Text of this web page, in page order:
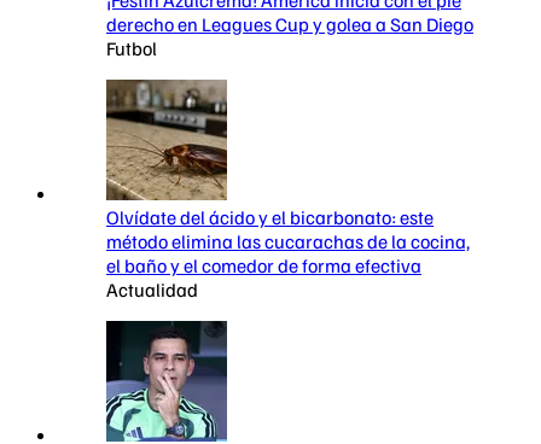
derecho en Leagues Cup y golea a San Diego
Futbol
Olvídate del ácido y el bicarbonato: este
método elimina las cucarachas de la cocina,
el baño y el comedor de forma efectiva
Actualidad